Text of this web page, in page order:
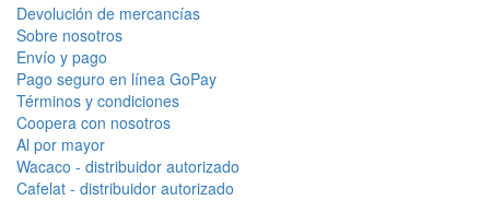
Devolución de mercancías
Sobre nosotros
Envío y pago
Pago seguro en línea GoPay
Términos y condiciones
Coopera con nosotros
Al por mayor
Wacaco - distribuidor autorizado
Cafelat - distribuidor autorizado